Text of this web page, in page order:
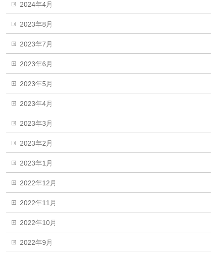
2024年4月
2023年8月
2023年7月
2023年6月
2023年5月
2023年4月
2023年3月
2023年2月
2023年1月
2022年12月
2022年11月
2022年10月
2022年9月